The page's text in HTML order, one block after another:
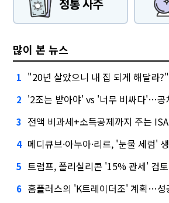
많이 본 뉴스
1 "20년 살았으니 내 집 되게 해달라?"
2 '2조는 받아야' vs '너무 비싸다'…공
3 전액 비과세+소득공제까지 주는
4 메디큐브·아누아·리르, '눈물 세럼'
5 트럼프, 폴리실리콘 '15% 관세' 검토…한
6 홈플러스의 'K트레이더조' 계획…성